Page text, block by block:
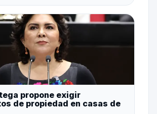
propone exigir
de propiedad en casas de